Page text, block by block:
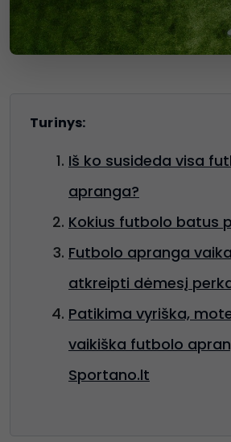
Turinys:
Iš ko susideda visa
apranga?
Kokius futbolo batus
Futbolo apranga
atkreipti dėmesį
Patikima vyriška,
vaikiška futbolo
Sportano.lt